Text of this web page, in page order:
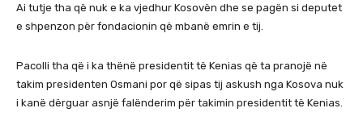
Ai tutje tha që nuk e ka vjedhur Kosovën dhe se pagën si deputet
e shpenzon për fondacionin që mbanë emrin e tij.
Pacolli tha që i ka thënë presidentit të Kenias që ta pranojë në
takim presidenten Osmani por që sipas tij askush nga Kosova nuk
i kanë dërguar asnjë falënderim për takimin presidentit të Kenias.